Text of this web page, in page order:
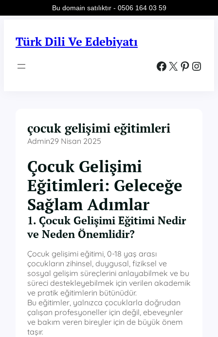
Türk Dili Ve Edebiyatı
Facebook X Pinterest Instagram
çocuk gelişimi eğitimleri
Admin29 Nisan 2025
Çocuk Gelişimi
Eğitimleri: Geleceğe
Sağlam Adımlar
1. Çocuk Gelişimi Eğitimi Nedir
ve Neden Önemlidir?
Çocuk gelişimi eğitimi, 0-18 yaş arası
çocukların zihinsel, duygusal, fiziksel ve
sosyal gelişim süreçlerini anlayabilmek ve bu
süreci destekleyebilmek için verilen akademik
ve pratik eğitimlerin bütünüdür.
Bu eğitimler, yalnızca çocuklarla doğrudan
çalışan profesyoneller için değil, ebeveynler
ve bakım veren bireyler için de büyük önem
taşır.
Bu domain satılıktır - 0506 164 03 59